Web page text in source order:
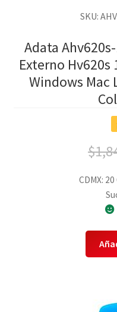
SKU:
Adata
Externo
Windows Mac
$
CDMX: 20